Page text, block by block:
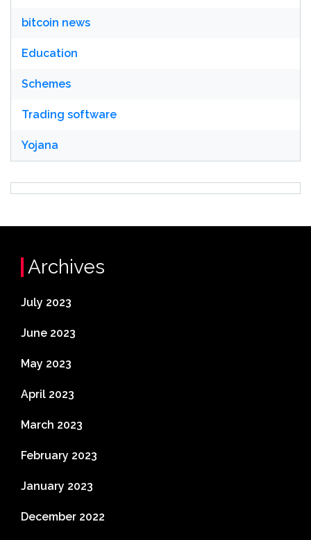
bitcoin news
Education
Schemes
Trading software
Yojana
Archives
July 2023
June 2023
May 2023
April 2023
March 2023
February 2023
January 2023
December 2022